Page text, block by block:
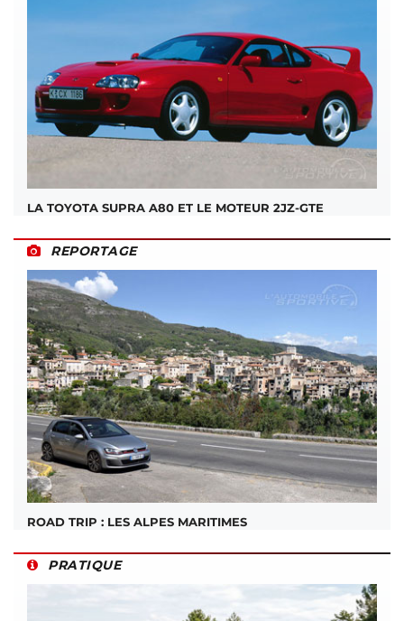
LA TOYOTA SUPRA A80 ET LE MOTEUR 2JZ-GTE
REPORTAGE
ROAD TRIP : LES ALPES MARITIMES
PRATIQUE